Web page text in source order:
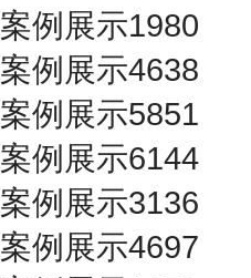
案例展示1980
案例展示4638
案例展示5851
案例展示6144
案例展示3136
案例展示4697